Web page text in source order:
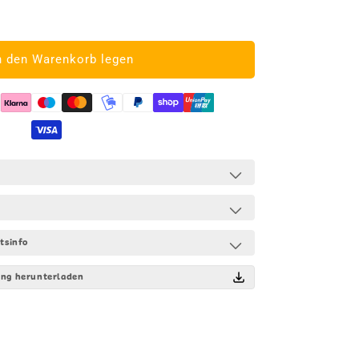
den Warenkorb legen
herunterladen